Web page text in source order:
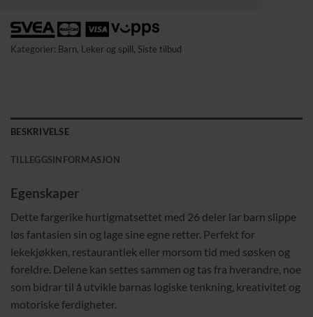
Kategorier: Barn, Leker og spill, Siste tilbud
BESKRIVELSE
TILLEGGSINFORMASJON
Egenskaper
Dette fargerike hurtigmatsettet med 26 deler lar barn slippe
løs fantasien sin og lage sine egne retter. Perfekt for
lekekjøkken, restaurantlek eller morsom tid med søsken og
foreldre. Delene kan settes sammen og tas fra hverandre, noe
som bidrar til å utvikle barnas logiske tenkning, kreativitet og
motoriske ferdigheter.